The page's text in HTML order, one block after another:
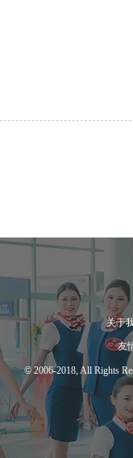
关于
友
© 2006-2018, All Rights